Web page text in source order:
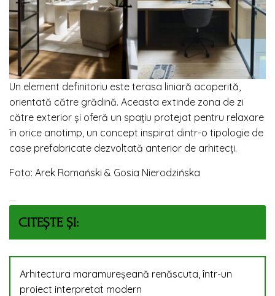
Un element definitoriu este terasa liniară acoperită,
orientată către grădină. Aceasta extinde zona de zi
către exterior și oferă un spațiu protejat pentru relaxare
în orice anotimp, un concept inspirat dintr-o tipologie de
case prefabricate dezvoltată anterior de arhitecți.
Foto: Arek Romański & Gosia Nierodzińska
CITEȘTE ȘI:
Arhitectura maramureșeană renăscuta, într-un
proiect interpretat modern